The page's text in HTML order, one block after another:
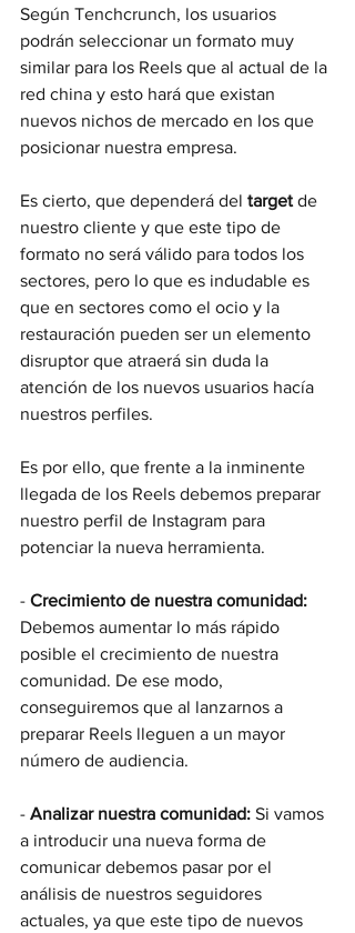
Según Tenchcrunch, los usuarios
podrán seleccionar un formato muy
similar para los Reels que al actual de la
red china y esto hará que existan
nuevos nichos de mercado en los que
posicionar nuestra empresa.
Es cierto, que dependerá del target de
nuestro cliente y que este tipo de
formato no será válido para todos los
sectores, pero lo que es indudable es
que en sectores como el ocio y la
restauración pueden ser un elemento
disruptor que atraerá sin duda la
atención de los nuevos usuarios hacía
nuestros perfiles.
Es por ello, que frente a la inminente
llegada de los Reels debemos preparar
nuestro perfil de Instagram para
potenciar la nueva herramienta.
- Crecimiento de nuestra comunidad:
Debemos aumentar lo más rápido
posible el crecimiento de nuestra
comunidad. De ese modo,
conseguiremos que al lanzarnos a
preparar Reels lleguen a un mayor
número de audiencia.
- Analizar nuestra comunidad: Si vamos
a introducir una nueva forma de
comunicar debemos pasar por el
análisis de nuestros seguidores
actuales, ya que este tipo de nuevos